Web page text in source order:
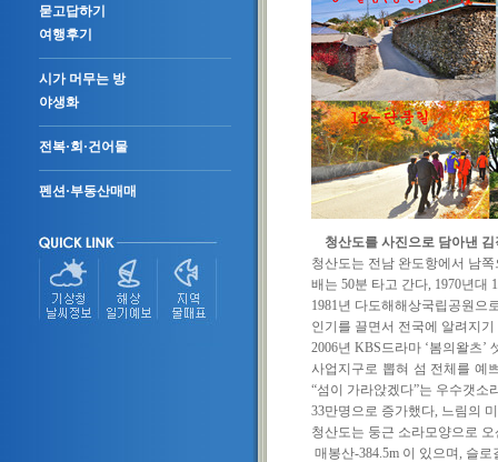
묻고답하기
여행후기
시가 머무는 방
야생화
전복·회·건어물
펜션·부동산매매
청산도를 사진으로 담아낸
청산도는 전남 완도항에서 남
배는 50분 타고 간다, 1970년대 1
1981년 다도해해상국립공원으
인기를 끌면서 전국에 알려지기
2006년 KBS드라마 ‘봄의왈츠’
사업지구로 뽑혀 섬 전체를 예
“섬이 가라앉겠다”는 우수갯소
33만명으로 증가했다, 느림의
청산도는 둥근 소라모양으로 오
매봉산-384.5m 이 있으며, 슬로